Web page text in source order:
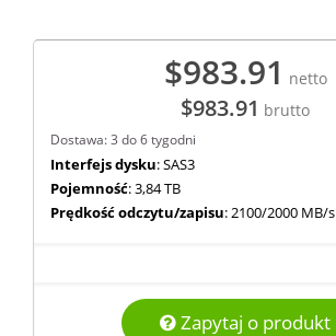
$983.91 netto
$983.91 brutto
Dostawa: 3 do 6 tygodni
Interfejs dysku: SAS3
Pojemność: 3,84 TB
Prędkość odczytu/zapisu: 2100/2000 MB/s
Zapytaj o produkt